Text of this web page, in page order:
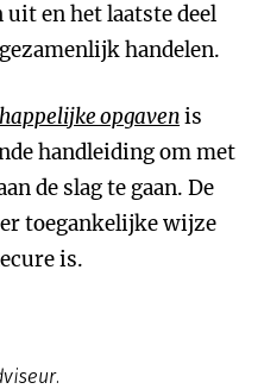
uit en het laatste deel
handelen.
opgavenis
handleiding om met
de slag te gaan. De
toegankelijke wijze
is.